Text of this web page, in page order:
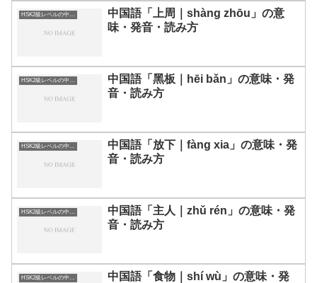
HSK2級レベルの中国語
中国語「上周｜shàng zhōu」の意
味・発音・読み方
HSK2級レベルの中国語
中国語「黑板｜hēi bǎn」の意味・発
音・読み方
HSK2級レベルの中国語
中国語「放下｜fàng xia」の意味・発
音・読み方
中国語「主人｜zhǔ rén」の意味・発
音・読み方
中国語「食物｜shí wù」の意味・発